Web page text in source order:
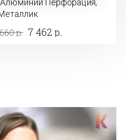
Перфорация,
р. 7 462 р.